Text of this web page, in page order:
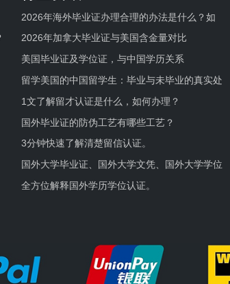
2026年海外毕业证办理合理的办法是什么？如
2026年加拿大毕业证与美国含金量对比
美国毕业证及学位证，与中国学历关系
留学美国的中国留学生：毕业与未毕业的真实处
1文了解留才认证是什么，如何办理？
国外毕业证的防伪工艺有哪些工艺？
3分钟快速了解清楚留信认证。
国外大学毕业证、国外大学文凭、国外大学学位
全方位解释国外学历学位认证。